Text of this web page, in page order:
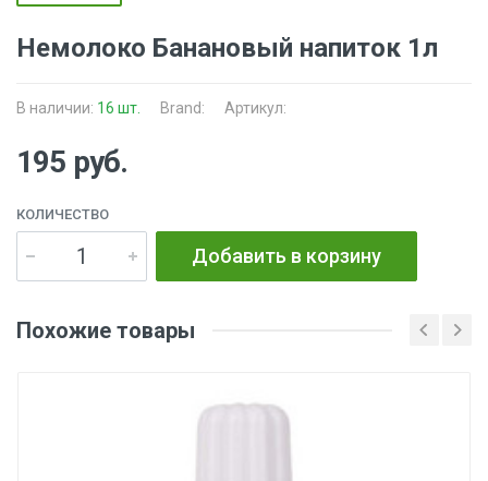
Немолоко Банановый напиток 1л
В наличии: 16 шт. Brand: Артикул:
195 руб.
КОЛИЧЕСТВО
Добавить в корзину
Похожие товары